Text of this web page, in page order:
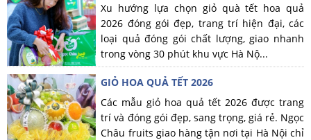
Xu hướng lựa chọn giỏ quà tết hoa quả
2026 đóng gói đẹp, trang trí hiện đại, các
loại quả đóng gói chất lượng, giao nhanh
trong vòng 30 phút khu vực Hà Nộ...
GIỎ HOA QUẢ TẾT 2026
Các mẫu giỏ hoa quả tết 2026 được trang
trí và đóng gói đẹp, sang trọng, giá rẻ. Ngọc
Châu fruits giao hàng tận nơi tại Hà Nội chỉ